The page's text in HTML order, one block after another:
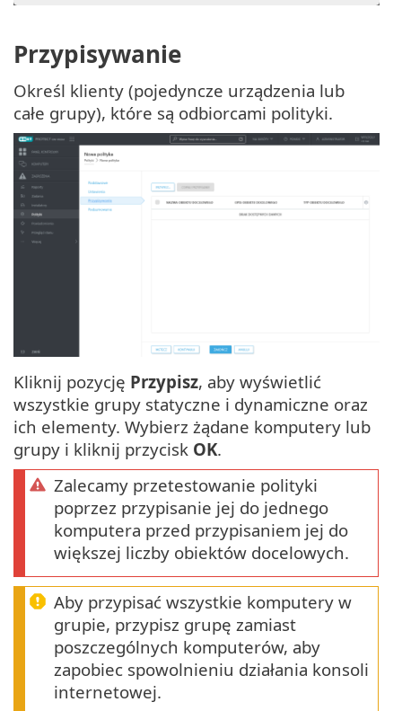
Przypisywanie
Określ klienty (pojedyncze urządzenia lub
całe grupy), które są odbiorcami polityki.
Kliknij pozycję Przypisz, aby wyświetlić
wszystkie grupy statyczne i dynamiczne oraz
ich elementy. Wybierz żądane komputery lub
grupy i kliknij przycisk OK.
Zalecamy przetestowanie polityki
poprzez przypisanie jej do jednego
komputera przed przypisaniem jej do
większej liczby obiektów docelowych.
Aby przypisać wszystkie komputery w
grupie, przypisz grupę zamiast
poszczególnych komputerów, aby
zapobiec spowolnieniu działania konsoli
internetowej.